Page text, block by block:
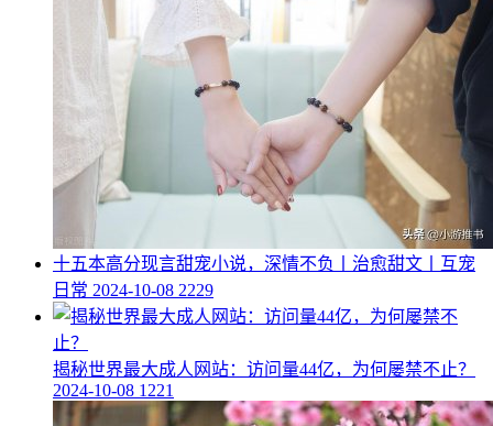
​十五本高分现言甜宠小说，深情不负丨治愈甜文丨互宠
日常 2024-10-08 2229
​揭秘世界最大成人网站：访问量44亿，为何屡禁不止？
2024-10-08 1221